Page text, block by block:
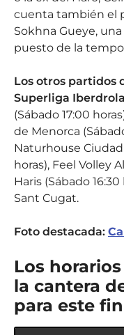
cuenta también el
Sokhna Gueye,
puesto de la
Los otros partidos
Superliga
(Sábado 17:00
de Menorca
Naturhouse
horas), Feel Volley
Haris (Sábado
Sant Cugat.
Foto destacada:
Los
la cantera
para este